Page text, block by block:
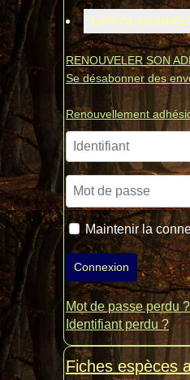
ESPACE
RENOUVELER SON
Se désabonner des
Renouvellement
Identifiant
Mot de passe
Maintenir la
Connexion
Mot de passe perdu ?
Identifiant perdu ?
Fiches espèces